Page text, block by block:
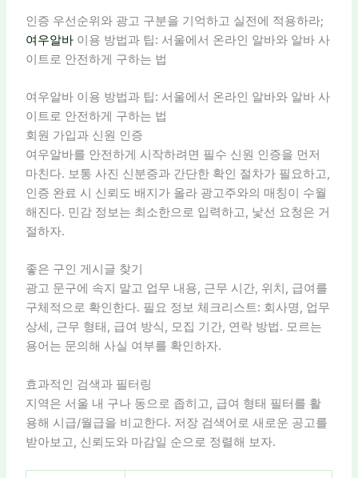
인증 우선순위와 광고 구분을 기억하고 실전에 적용하라;
여우알바이용 방법과 팁: 서울에서 온라인 알바와 알바 사
이트로 안전하게 구하는 법
여우알바 이용 방법과 팁: 서울에서 온라인 알바와 알바 사
이트로 안전하게 구하는 법
회원 가입과 신원 인증
여우알바를 안전하게 시작하려면 필수 신원 인증을 먼저
마친다. 보통 사진 신분증과 간단한 확인 절차가 필요하고,
인증 완료 시 신뢰도 배지가 올라 광고주와의 매칭이 수월
해진다. 민감 정보는 최소한으로 입력하고, 낯선 요청은 거
절하자.
좋은 구인 게시글 찾기
광고 문구에 속지 말고 업무 내용, 근무 시간, 위치, 급여를
구체적으로 확인한다. 필요 정보 체크리스트: 회사명, 업무
상세, 근무 형태, 급여 방식, 모집 기간, 연락 방법. 모르는
용어는 문의해 사실 여부를 확인하자.
효과적인 검색과 필터링
지역은 서울 내 구나 동으로 좁히고, 급여 형태 필터를 활
용해 시급/월급을 비교한다. 저장 검색어로 새로운 공고를
받아보고, 신뢰도와 마감일 순으로 정렬해 보자.